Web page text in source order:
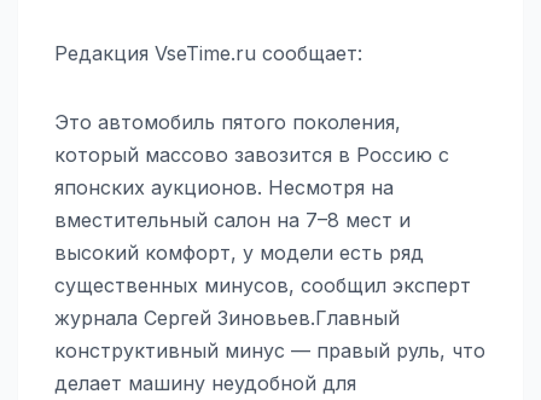
Редакция VseTime.ru сообщает:
Это автомобиль пятого поколения,
который массово завозится в Россию с
японских аукционов. Несмотря на
вместительный салон на 7–8 мест и
высокий комфорт, у модели есть ряд
существенных минусов, сообщил эксперт
журнала Сергей Зиновьев.Главный
конструктивный минус — правый руль, что
делает машину неудобной для